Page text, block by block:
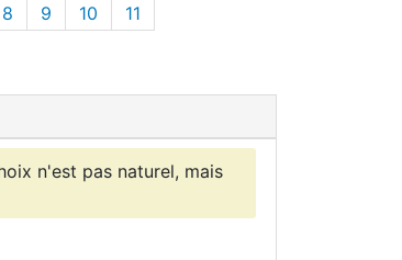
page)
8 9 10
11
n'est pas naturel, mais